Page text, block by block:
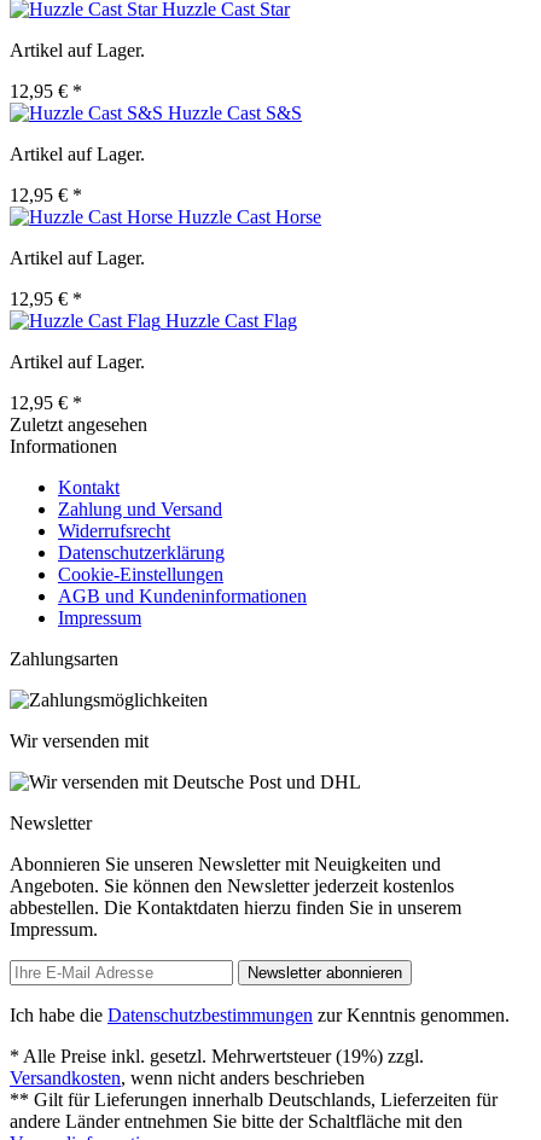
Huzzle Cast Star
Artikel auf Lager.
12,95 € *
Huzzle Cast S&S
Artikel auf Lager.
12,95 € *
Huzzle Cast Horse
Artikel auf Lager.
12,95 € *
Huzzle Cast Flag
Artikel auf Lager.
12,95 € *
Zuletzt angesehen
Informationen
Kontakt
Zahlung und Versand
Widerrufsrecht
Datenschutzerklärung
Cookie-Einstellungen
AGB und Kundeninformationen
Impressum
Zahlungsarten
Wir versenden mit
Newsletter
Abonnieren Sie unseren Newsletter mit Neuigkeiten und
Angeboten. Sie können den Newsletter jederzeit kostenlos
abbestellen. Die Kontaktdaten hierzu finden Sie in unserem
Impressum.
Newsletter abonnieren
Ich habe die Datenschutzbestimmungen zur Kenntnis genommen.
* Alle Preise inkl. gesetzl. Mehrwertsteuer (19%) zzgl.
Versandkosten, wenn nicht anders beschrieben
** Gilt für Lieferungen innerhalb Deutschlands, Lieferzeiten für
andere Länder entnehmen Sie bitte der Schaltfläche mit den